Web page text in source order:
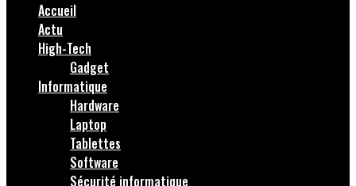
Accueil
Actu
High-Tech
Gadget
Informatique
Hardware
Laptop
Tablettes
Software
Sécurité informatique